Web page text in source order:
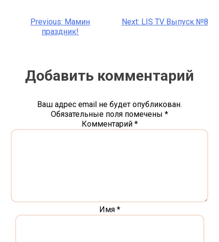
Навигация
записям
Previous: Мамин
праздник!
Next: LIS TV Выпуск №8
Добавить комментарий
Ваш адрес email не будет опубликован.
Обязательные поля помечены *
Комментарий *
Имя *